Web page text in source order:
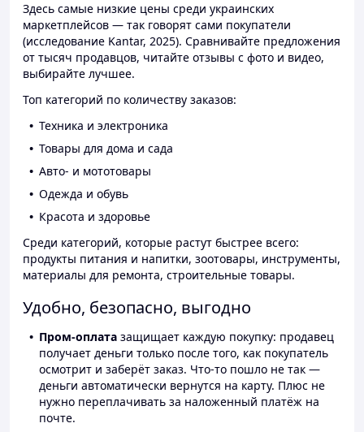
Здесь самые низкие цены среди украинских
маркетплейсов — так говорят сами покупатели
(исследование Kantar, 2025). Сравнивайте предложения
от тысяч продавцов, читайте отзывы с фото и видео,
выбирайте лучшее.
Топ категорий по количеству заказов:
Техника и электроника
Товары для дома и сада
Авто- и мототовары
Одежда и обувь
Красота и здоровье
Среди категорий, которые растут быстрее всего:
продукты питания и напитки, зоотовары, инструменты,
материалы для ремонта, строительные товары.
Удобно, безопасно, выгодно
Пром-оплата защищает каждую покупку: продавец
получает деньги только после того, как покупатель
осмотрит и заберёт заказ. Что-то пошло не так —
деньги автоматически вернутся на карту. Плюс не
нужно переплачивать за наложенный платёж на
почте.